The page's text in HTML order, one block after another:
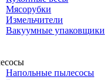
Мясорубки
Измельчители
Вакуумные упаковщики
Напольные пылесосы